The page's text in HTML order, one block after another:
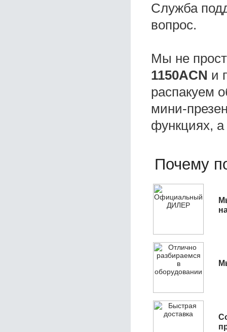
Служба
вопрос.
Мы не
1150ACN и
распакуем
мини-
функциях,
Почему